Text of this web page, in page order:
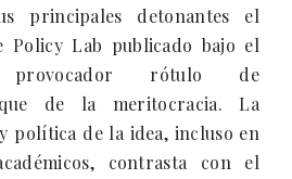
principales detonantes el
Policy Lab publicado bajo el
provocador rótulo de
de la meritocracia. La
política de la idea, incluso en
contrasta con el